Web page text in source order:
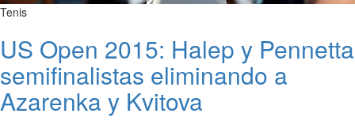
Tenis
US Open 2015: Halep y Pennetta
semifinalistas eliminando a
Azarenka y Kvitova